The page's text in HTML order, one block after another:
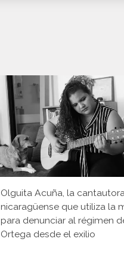
Olguita Acuña, la
nicaragüense que utiliza la
para denunciar al régimen
Ortega desde el exilio